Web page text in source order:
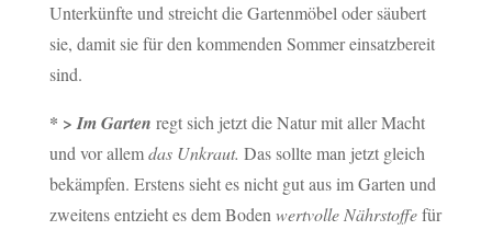
Unterkünfte und streicht die Gartenmöbel oder säubert
sie, damit sie für den kommenden Sommer einsatzbereit
sind.
* >Im Garten regt sich jetzt die Natur mit aller Macht
und vor allemdas Unkraut. Das sollte man jetzt gleich
bekämpfen. Erstens sieht es nicht gut aus im Garten und
zweitens entzieht es dem Boden wertvolle Nährstoffefür